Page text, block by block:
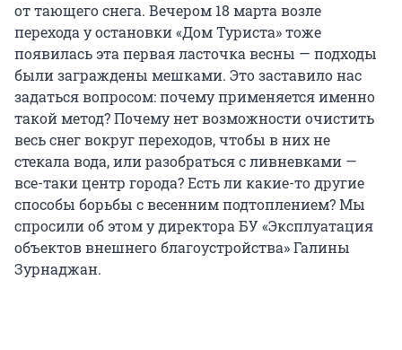
от тающего снега. Вечером 18 марта возле
перехода у остановки «Дом Туриста» тоже
появилась эта первая ласточка весны — подходы
были заграждены мешками. Это заставило нас
задаться вопросом: почему применяется именно
такой метод? Почему нет возможности очистить
весь снег вокруг переходов, чтобы в них не
стекала вода, или разобраться с ливневками —
все-таки центр города? Есть ли какие-то другие
способы борьбы с весенним подтоплением? Мы
спросили об этом у директора БУ «Эксплуатация
объектов внешнего благоустройства» Галины
Зурнаджан.